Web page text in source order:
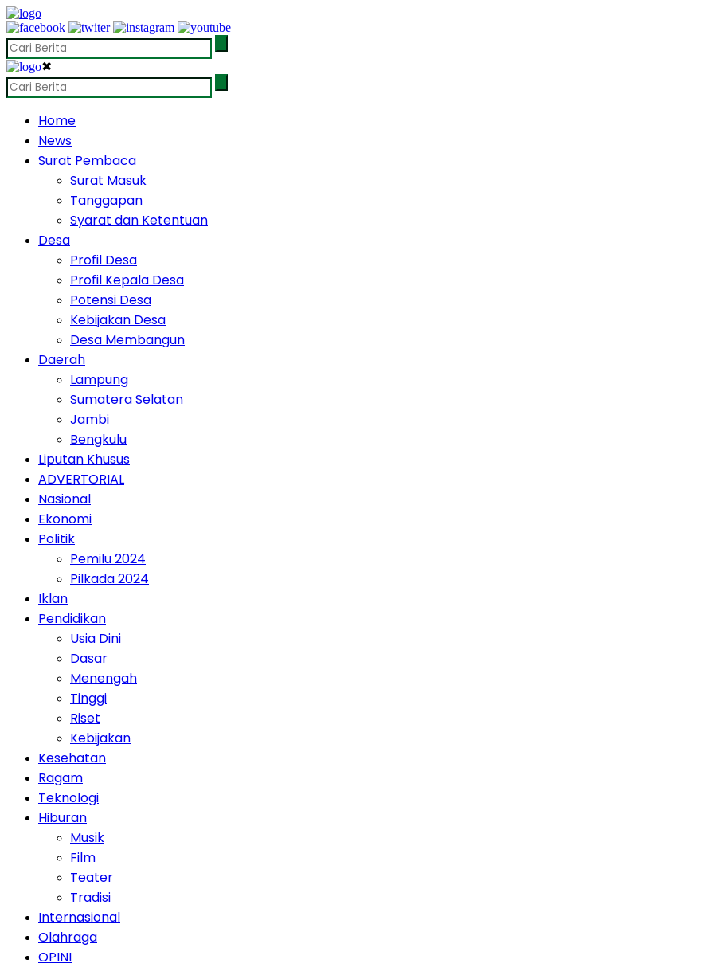
✖
Home
News
Surat Pembaca
Surat Masuk
Tanggapan
Syarat dan Ketentuan
Desa
Profil Desa
Profil Kepala Desa
Potensi Desa
Kebijakan Desa
Desa Membangun
Daerah
Lampung
Sumatera Selatan
Jambi
Bengkulu
Liputan Khusus
ADVERTORIAL
Nasional
Ekonomi
Politik
Pemilu 2024
Pilkada 2024
Iklan
Pendidikan
Usia Dini
Dasar
Menengah
Tinggi
Riset
Kebijakan
Kesehatan
Ragam
Teknologi
Hiburan
Musik
Film
Teater
Tradisi
Internasional
Olahraga
OPINI